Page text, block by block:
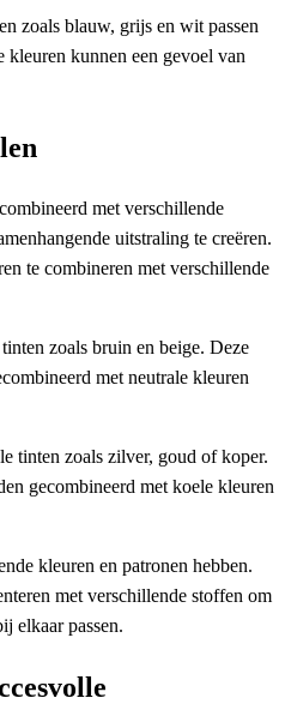
zoals blauw, grijs en wit passen
kleuren kunnen een gevoel van
met verschillende
uitstraling te creëren.
te combineren met verschillende
zoals bruin en beige. Deze
met neutrale kleuren
tinten zoals zilver, goud of koper.
gecombineerd met koele kleuren
kleuren en patronen hebben.
met verschillende stoffen om
elkaar passen.